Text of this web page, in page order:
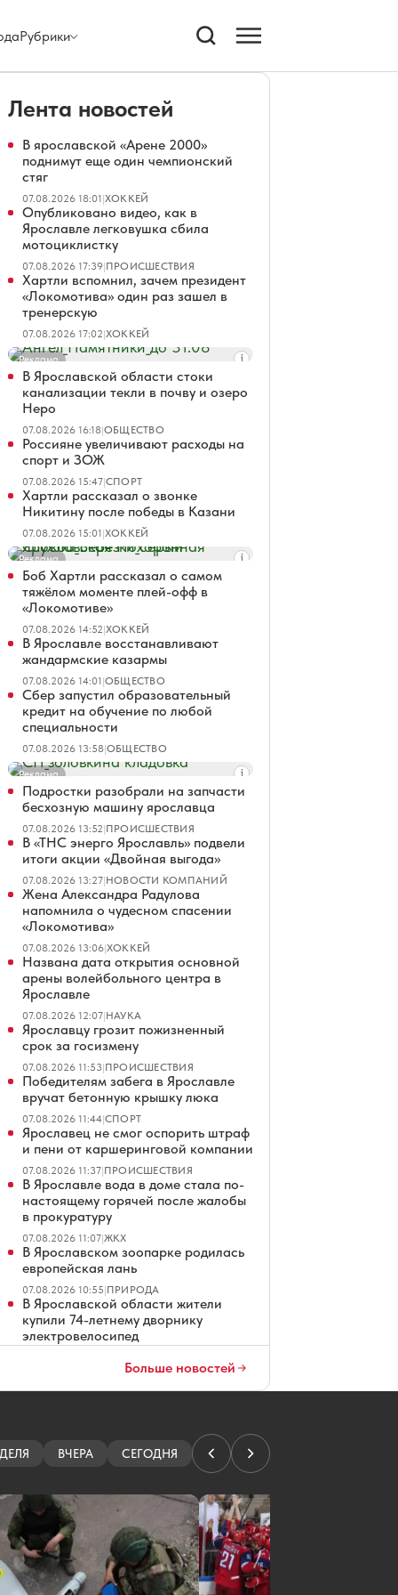
Рубрики
Лента новостей
В ярославской «Арене 2000»
поднимут еще один чемпионский
стяг
07.08.2026 18:01|ХОККЕЙ
Опубликовано видео, как в
Ярославле легковушка сбила
мотоциклистку
07.08.2026 17:39|ПРОИСШЕСТВИЯ
Хартли вспомнил, зачем президент
«Локомотива» один раз зашел в
тренерскую
07.08.2026 17:02|ХОККЕЙ
Реклама
В Ярославской области стоки
канализации текли в почву и озеро
Неро
07.08.2026 16:18|ОБЩЕСТВО
Россияне увеличивают расходы на
спорт и ЗОЖ
07.08.2026 15:47|СПОРТ
Хартли рассказал о звонке
Никитину после победы в Казани
07.08.2026 15:01|ХОККЕЙ
Реклама
Боб Хартли рассказал о самом
тяжёлом моменте плей-офф в
«Локомотиве»
07.08.2026 14:52|ХОККЕЙ
В Ярославле восстанавливают
жандармские казармы
07.08.2026 14:01|ОБЩЕСТВО
Сбер запустил образовательный
кредит на обучение по любой
специальности
07.08.2026 13:58|ОБЩЕСТВО
Реклама
Подростки разобрали на запчасти
бесхозную машину ярославца
07.08.2026 13:52|ПРОИСШЕСТВИЯ
В «ТНС энерго Ярославль» подвели
итоги акции «Двойная выгода»
07.08.2026 13:27|НОВОСТИ КОМПАНИЙ
Жена Александра Радулова
напомнила о чудесном спасении
«Локомотива»
07.08.2026 13:06|ХОККЕЙ
Названа дата открытия основной
арены волейбольного центра в
Ярославле
07.08.2026 12:07|НАУКА
Ярославцу грозит пожизненный
срок за госизмену
07.08.2026 11:53|ПРОИСШЕСТВИЯ
Победителям забега в Ярославле
вручат бетонную крышку люка
07.08.2026 11:44|СПОРТ
Ярославец не смог оспорить штраф
и пени от каршеринговой компании
07.08.2026 11:37|ПРОИСШЕСТВИЯ
В Ярославле вода в доме стала по-
настоящему горячей после жалобы
в прокуратуру
07.08.2026 11:07|ЖКХ
В Ярославском зоопарке родилась
европейская лань
07.08.2026 10:55|ПРИРОДА
В Ярославской области жители
купили 74-летнему дворнику
электровелосипед
Ярославские хирурги спасли
пенсионерку с редкой опухолью
свежеуложенную плитку
В Ярославской области в ДТП с
опрокинувшейся «Нивой»
пострадали двое
07.08.2026 10:17 ПРОИСШЕСТВИЯ
В «Ярдормосте» назначили нового
директора
Больше новостей
ВЧЕРА СЕГОДНЯ